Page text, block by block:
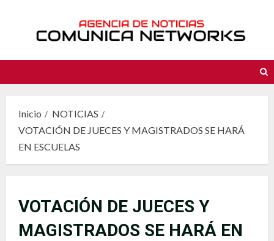
contenido
Inicio
NOTICIAS
VOTACIÓN DE JUECES Y MAGISTRADOS SE HARÁ
EN ESCUELAS
VOTACIÓN DE JUECES Y
MAGISTRADOS SE HARÁ EN